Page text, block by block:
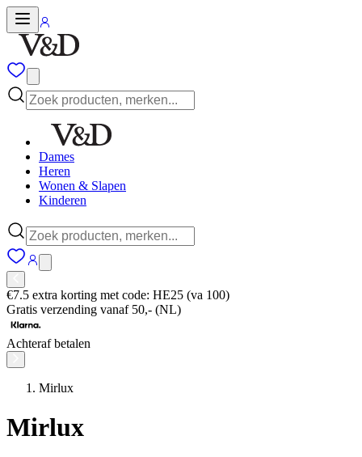
Dames
Heren
Wonen & Slapen
Kinderen
€7.5 extra korting met code: HE25 (va 100)
Gratis verzending vanaf 50,- (NL)
Achteraf betalen
Mirlux
Mirlux